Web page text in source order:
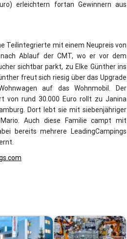
erleichtern fortan Gewinnern aus
Teilintegrierte mit einem Neupreis von
Ablauf der CMT, wo er vor dem
sichtbar parkt, zu Elke Günther ins
freut sich riesig über das Upgrade
auf das Wohnmobil. Der
von rund 30.000 Euro rollt zu Janina
Dort lebt sie mit siebenjähriger
Auch diese Familie campt mit
bereits mehrere LeadingCampings